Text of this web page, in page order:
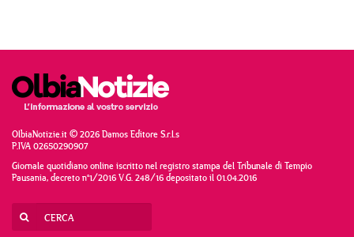
OlbiaNotizie.it © 2026 Damos Editore S.r.l.s
P.IVA 02650290907
Giornale quotidiano online iscritto nel registro stampa del Tribunale di Tempio
Pausania, decreto n°1/2016 V.G. 248/16 depositato il 01.04.2016